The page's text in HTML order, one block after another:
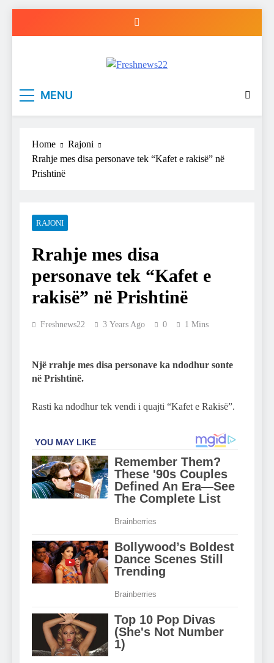
MENU
Home
Rajoni
Rrahje mes disa personave tek “Kafet e rakisë” në
Prishtinë
RAJONI
Rrahje mes disa
personave tek “Kafet e
rakisë” në Prishtinë
Freshnews22 3 Years Ago 0 1 Mins
Një rrahje mes disa personave ka ndodhur sonte
në Prishtinë.
Rasti ka ndodhur tek vendi i quajti “Kafet e Rakisë”.